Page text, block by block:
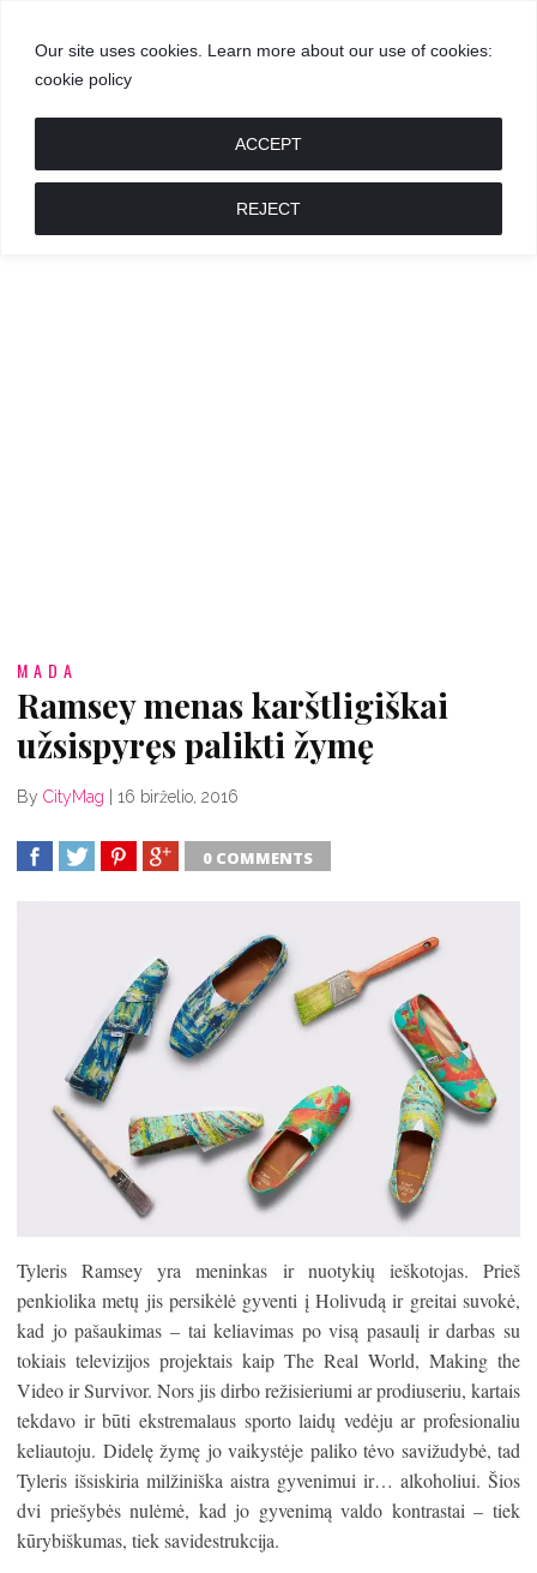
Our site uses cookies. Learn more about our use of cookies:
cookie policy
REJECT
ACCEPT
GROŽIS
MADA
MADA
Ramsey menas karštligiškai
užsispyręs palikti žymę
By CityMag 16 birželio, 2016
0 COMMENTS
Tyleris Ramsey yra meninkas ir nuotykių ieškotojas. Prieš
penkiolika metų jis persikėlė gyventi į Holivudą ir greitai suvokė,
kad jo pašaukimas – tai keliavimas po visą pasaulį ir darbas su
tokiais televizijos projektais kaip The Real World, Making the
Video ir Survivor. Nors jis dirbo režisieriumi ar prodiuseriu, kartais
tekdavo ir būti ekstremalaus sporto laidų vedėju ar profesionaliu
keliautoju. Didelę žymę jo vaikystėje paliko tėvo savižudybė, tad
Tyleris išsiskiria milžiniška aistra gyvenimui ir… alkoholiui. Šios
dvi priešybės nulėmė, kad jo gyvenimą valdo kontrastai – tiek
kūrybiškumas, tiek savidestrukcija.